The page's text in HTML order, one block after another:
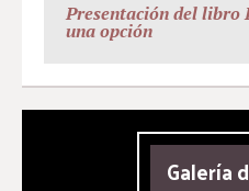
Presentación del libro
una opción
Galería